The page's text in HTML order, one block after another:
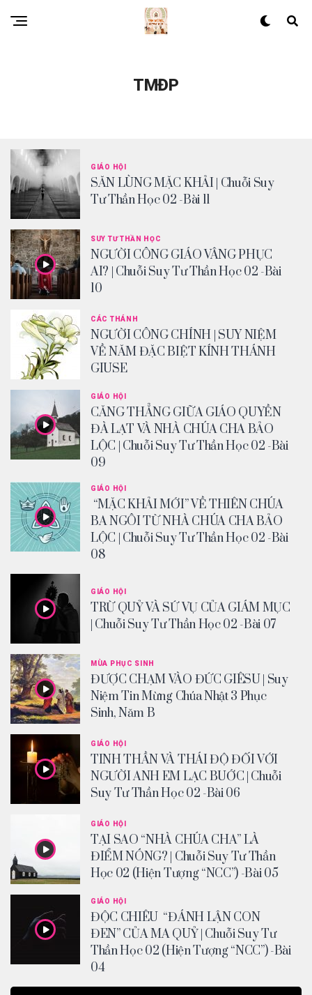
TMĐP
GIÁO HỘI
SĂN LÙNG MẶC KHẢI | Chuỗi Suy
Tư Thần Học 02 -Bài 11
SUY TƯ THẦN HỌC
NGƯỜI CÔNG GIÁO VÂNG PHỤC
AI? | Chuỗi Suy Tư Thần Học 02 -Bài
10
CÁC THÁNH
NGƯỜI CÔNG CHÍNH | SUY NIỆM
VỀ NĂM ĐẶC BIỆT KÍNH THÁNH
GIUSE
GIÁO HỘI
CĂNG THẲNG GIỮA GIÁO QUYỀN
ĐÀ LẠT VÀ NHÀ CHÚA CHA BẢO
LỘC | Chuỗi Suy Tư Thần Học 02 -Bài
09
GIÁO HỘI
“MẶC KHẢI MỚI” VỀ THIÊN CHÚA
BA NGÔI TỪ NHÀ CHÚA CHA BẢO
LỘC | Chuỗi Suy Tư Thần Học 02 -Bài
08
GIÁO HỘI
TRỪ QUỶ VÀ SỨ VỤ CỦA GIÁM MỤC
| Chuỗi Suy Tư Thần Học 02 -Bài 07
MÙA PHỤC SINH
ĐƯỢC CHẠM VÀO ĐỨC GIÊSU | Suy
Niệm Tin Mừng Chúa Nhật 3 Phục
Sinh, Năm B
GIÁO HỘI
TINH THẦN VÀ THÁI ĐỘ ĐỐI VỚI
NGƯỜI ANH EM LẠC BUỚC | Chuỗi
Suy Tư Thần Học 02 -Bài 06
GIÁO HỘI
TẠI SAO “NHÀ CHÚA CHA” LÀ
ĐIỂM NÓNG? | Chuỗi Suy Tư Thần
Học 02 (Hiện Tượng “NCC”) -Bài 05
GIÁO HỘI
ĐỘC CHIÊU “ĐÁNH LẬN CON
ĐEN” CỦA MA QUỶ | Chuỗi Suy Tư
Thần Học 02 (Hiện Tượng “NCC”) -Bài
04